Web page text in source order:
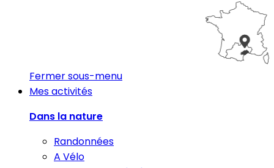
Fermer sous-menu
Mes activités
Dans la nature
Randonnées
A Vélo